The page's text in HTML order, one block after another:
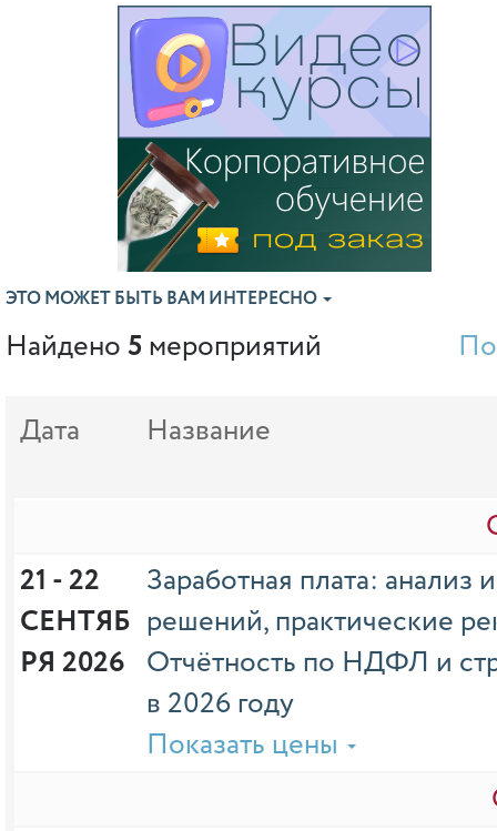
ЭТО МОЖЕТ БЫТЬ ВАМ ИНТЕРЕСНО
Найдено5 мероприятий
Дата
Название
21 - 22
СЕНТЯБ
РЯ 2026
Заработная плата: анализ
решений, практические
Отчётность по НДФЛ и
в 2026 году
Показать цены